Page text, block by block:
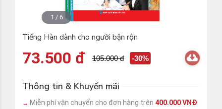
1 / 6
Tiếng Hàn dành cho người bận rộn
73.500 đ 105.000 đ -30%
Thông tin & Khuyến mãi
→ Miễn phí vận chuyển cho đơn hàng trên 400.000 VNĐ